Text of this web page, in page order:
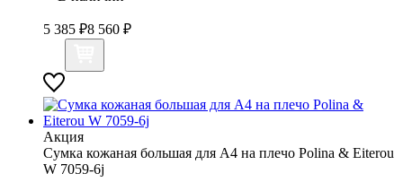
5 385 ₽8 560 ₽
Акция
Сумка кожаная большая для А4 на плечо Polina & Eiterou
W 7059-6j